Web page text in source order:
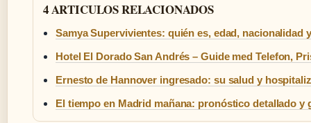
4 ARTICULOS RELACIONADOS
Samya Supervivientes: quién es, edad, nacionalidad
Hotel El Dorado San Andrés – Guide med Telefon,
Ernesto de Hannover ingresado: su salud y
El tiempo en Madrid mañana: pronóstico detallado y